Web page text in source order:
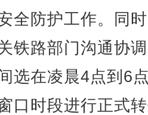
全防护工作。同
铁路部门沟通协
选在凌晨4点到6
口时段进行正式